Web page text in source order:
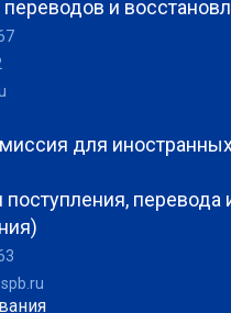
и
для
перевода